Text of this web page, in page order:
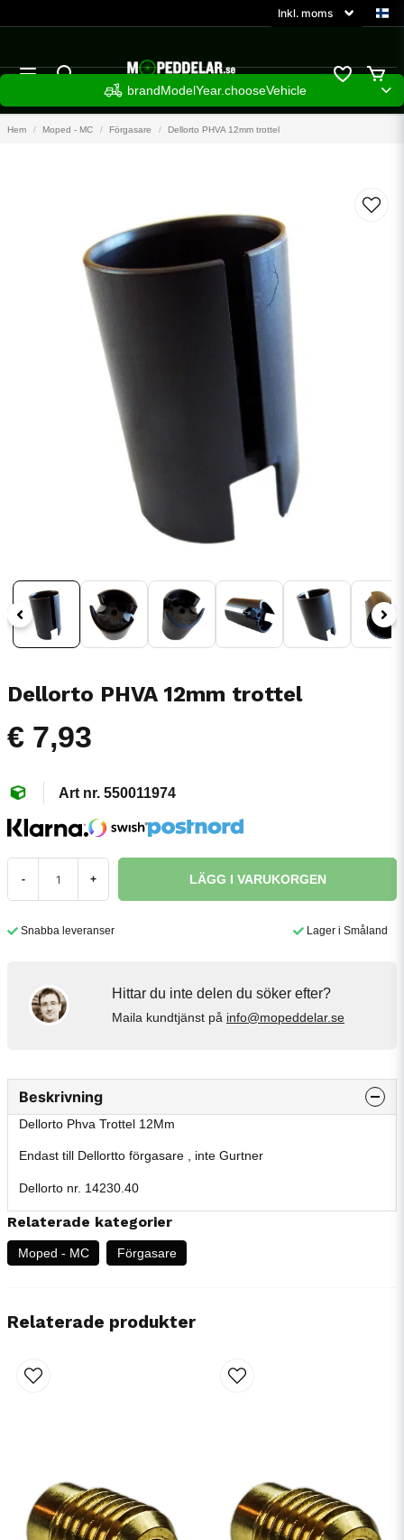
brandModelYear.chooseVehicle
Hem Moped - MC Förgasare Dellorto PHVA 12mm trottel
Dellorto PHVA 12mm trottel
€ 7,93
550011974
- + LÄGG I VARUKORGEN
Snabba leveranser Lager i Småland
Hittar du inte delen du söker efter?
Maila kundtjänst på info@mopeddelar.se
Beskrivning
Dellorto Phva Trottel 12Mm
Endast till Dellortto förgasare , inte Gurtner
Dellorto nr. 14230.40
Relaterade kategorier
Moped - MC Förgasare
Relaterade produkter